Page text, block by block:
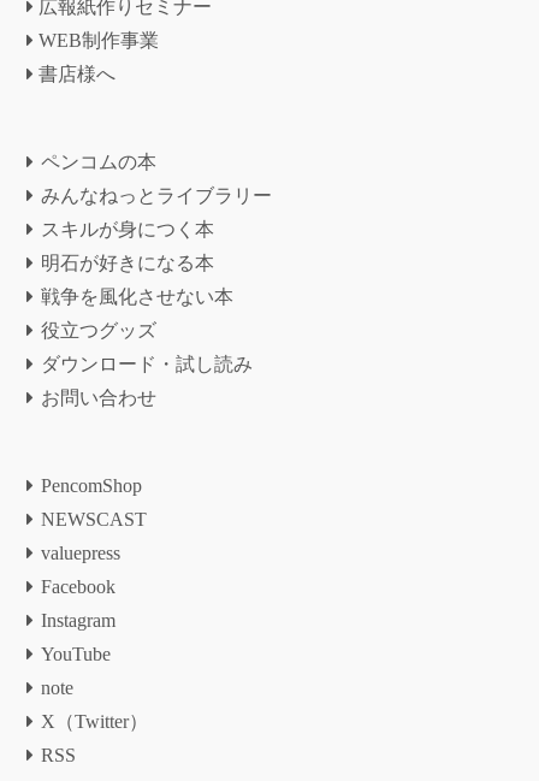
広報紙作りセミナー
WEB制作事業
書店様へ
ペンコムの本
みんなねっとライブラリー
スキルが身につく本
明石が好きになる本
戦争を風化させない本
役立つグッズ
ダウンロード・試し読み
お問い合わせ
PencomShop
NEWSCAST
valuepress
Facebook
Instagram
YouTube
note
X（Twitter）
RSS